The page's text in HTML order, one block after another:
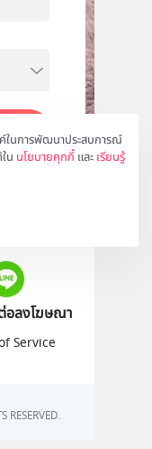
ในการพัฒนาประสบการณ์
น นโยบายคุกกี้ และ เรียนรู้
อลงโฆษณา
Service